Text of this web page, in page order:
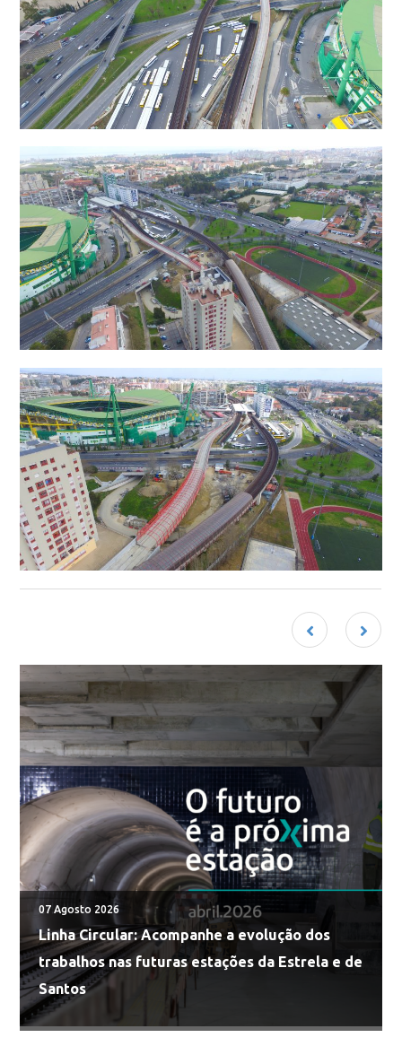
07 Agosto 2026
Linha Circular: Acompanhe a evolução dos
trabalhos nas futuras estações da Estrela e de
Santos